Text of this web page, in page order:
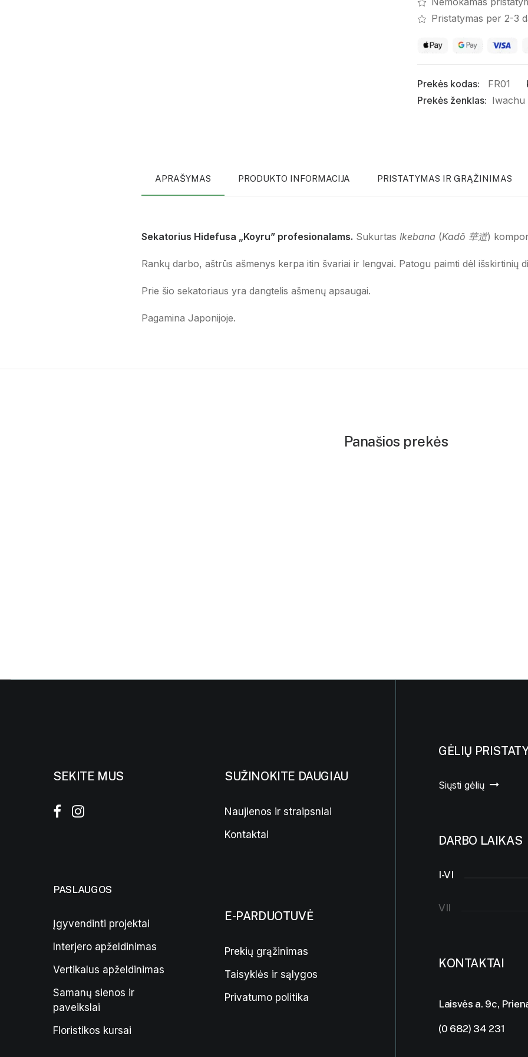
Pristatymas per 2-3
Prekės kodas: FR01
Prekės ženklas: Iwachu
APRAŠYMAS PRODUKTO INFORMACIJA PRISTATYMAS IR GRĄŽINIMAS
Sekatorius Hidefusa „Koyru” profesionalams. Sukurtas Ikebana (Kadō 華道)
Rankų darbo, aštrūs ašmenys kerpa itin švariai ir lengvai. Patogu paimti dėl išskirtinių
Prie šio sekatoriaus yra dangtelis ašmenų apsaugai.
Pagamina Japonijoje.
Panašios prekės
SEKITE MUS
PASLAUGOS
Įgyvendinti projektai
Interjero apželdinimas
Vertikalus apželdinimas
Samanų sienos ir
paveikslai
Floristikos kursai
SUŽINOKITE DAUGIAU
Naujienos ir straipsniai
Kontaktai
E-PARDUOTUVĖ
Prekių grąžinimas
Taisyklės ir sąlygos
Privatumo politika
GĖLIŲ
Siųsti gėlių
DARBO LAIKAS
I-VI
VII
KONTAKTAI
Laisvės a. 9c,
(0 682) 34 231